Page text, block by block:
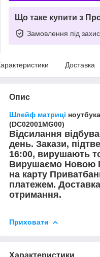
Що таке купити з
Замовлення під
Доставка
Опис
Шлейф матриці
(DC02001MG00)
Відсилання
день. Закази,
16:00, вирушають
Вирушаємо Новою
на карту
платежем.
отримання.
Приховати
Характеристики